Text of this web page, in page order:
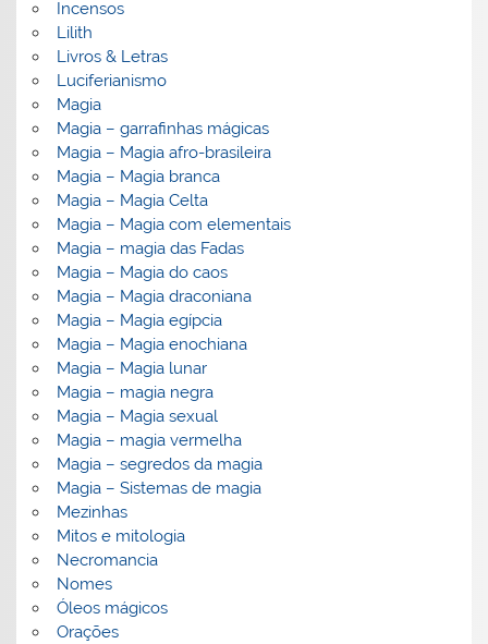
Incensos
Lilith
Livros & Letras
Luciferianismo
Magia
Magia – garrafinhas mágicas
Magia – Magia afro-brasileira
Magia – Magia branca
Magia – Magia Celta
Magia – Magia com elementais
Magia – magia das Fadas
Magia – Magia do caos
Magia – Magia draconiana
Magia – Magia egípcia
Magia – Magia enochiana
Magia – Magia lunar
Magia – magia negra
Magia – Magia sexual
Magia – magia vermelha
Magia – segredos da magia
Magia – Sistemas de magia
Mezinhas
Mitos e mitologia
Necromancia
Nomes
Óleos mágicos
Orações